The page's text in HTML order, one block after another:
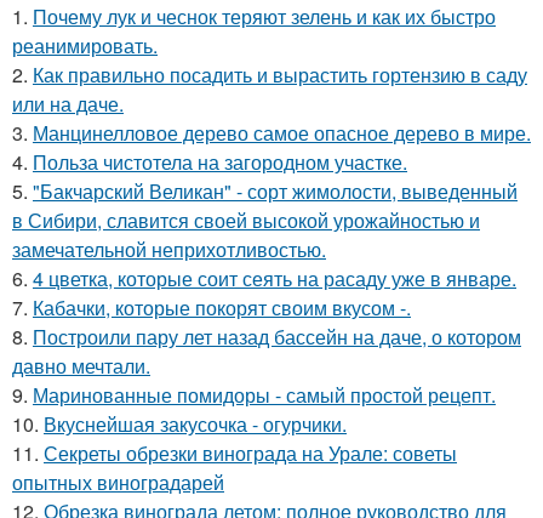
1. Почему лук и чеснок теряют зелень и как их быстро
реанимировать.
2. Как правильно посадить и вырастить гортензию в саду
или на даче.
3. Манцинелловое дерево самое опасное дерево в мире.
4. Польза чистотела на загородном участке.
5. "Бакчарский Великан" - сорт жимолости, выведенный
в Сибири, славится своей высокой урожайностью и
замечательной неприхотливостью.
6. 4 цветка, которые соит сеять на расаду уже в январе.
7. Кабачки, которые покорят своим вкусом -.
8. Построили пару лет назад бассейн на даче, о котором
давно мечтали.
9. Маринованные помидоры - самый простой рецепт.
10. Вкуснейшая закусочка - огурчики.
11. Секреты обрезки винограда на Урале: советы
опытных виноградарей
12. Обрезка винограда летом: полное руководство для